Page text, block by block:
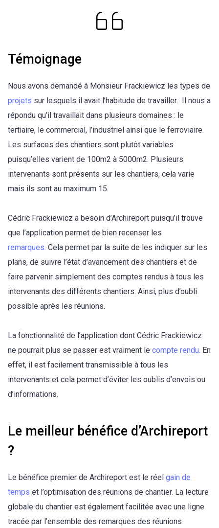
Témoignage
Nous avons demandé à Monsieur Frackiewicz les types de
projets sur lesquels il avait l’habitude de travailler. Il nous a
répondu qu’il travaillait dans plusieurs domaines : le
tertiaire, le commercial, l’industriel ainsi que le ferroviaire.
Les surfaces des chantiers sont plutôt variables
puisqu’elles varient de 100m2 à 5000m2. Plusieurs
intervenants sont présents sur les chantiers, cela varie
mais ils sont au maximum 15.
Cédric Frackiewicz a besoin d’Archireport puisqu’il trouve
que l’application permet de bien recenser les
remarques. Cela permet par la suite de les indiquer sur les
plans, de suivre l’état d’avancement des chantiers et de
faire parvenir simplement des comptes rendus à tous les
intervenants des différents chantiers. Ainsi, plus d’oubli
possible après les réunions.
La fonctionnalité de l’application dont Cédric Frackiewicz
ne pourrait plus se passer est vraiment le compte rendu. En
effet, il est facilement transmissible à tous les
intervenants et cela permet d’éviter les oublis d’envois ou
d’informations.
Le meilleur bénéfice d’Archireport
?
Le bénéfice premier de Archireport est le réel gain de
temps et l’optimisation des réunions de chantier. La lecture
globale du chantier est également facilitée avec une ligne
tracée par l’ensemble des remarques des réunions